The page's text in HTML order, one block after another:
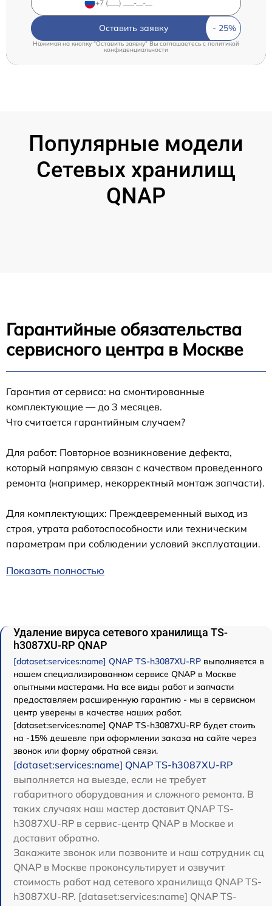
Оставить заявку
Нажимая на кнопку "Оставить заявку" Вы соглашаетесь cполитикой
конфиденциальности
Популярные модели
Сетевых хранилищ
QNAP
Гарантийные обязательства
сервисного центра в Москве
Гарантия от сервиса: на смонтированные
комплектующие — до 3 месяцев.
Что считается гарантийным случаем?
Для работ: Повторное возникновение дефекта,
который напрямую связан с качеством проведенного
ремонта (например, некорректный монтаж запчасти).
Для комплектующих: Преждевременный выход из
строя, утрата работоспособности или техническим
параметрам при соблюдении условий эксплуатации.
Показать полностью
Удаление вируса сетевого хранилища TS-
h3087XU-RP QNAP
[dataset:services:name] QNAP TS-h3087XU-RP выполняется в
нашем специализированном сервисе QNAP в Москве
опытными мастерами. На все виды работ и запчасти
предоставляем расширенную гарантию - мы в сервисном
центр уверены в качестве наших работ.
[dataset:services:name] QNAP TS-h3087XU-RP будет стоить
на -15% дешевле при оформлении заказа на сайте через
звонок или форму обратной связи.
[dataset:services:name] QNAP TS-h3087XU-RP
выполняется на выезде, если не требует
габаритного оборудования и сложного ремонта. В
таких случаях наш мастер доставит QNAP TS-
h3087XU-RP в сервис-центр QNAP в Москве и
доставит обратно.
Закажите звонок или позвоните и наш сотрудник сц
QNAP в Москве проконсультирует и озвучит
стоимость работ над сетевого хранилища QNAP TS-
h3087XU-RP. [dataset:services:name] QNAP TS-